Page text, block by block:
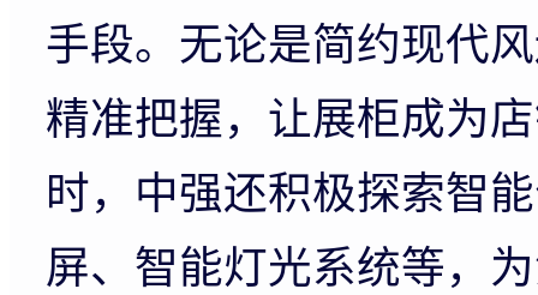
手段。无论是简约现代
精准把握，让展柜成为
时，中强还积极探索智
屏、智能灯光系统等，